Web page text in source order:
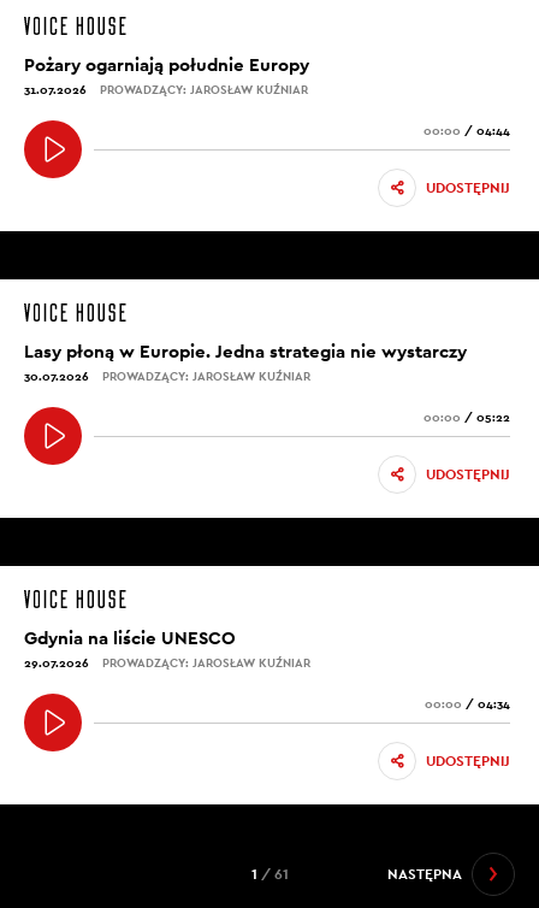
Pożary ogarniają południe Europy
31.07.2026 PROWADZĄCY: JAROSŁAW KUŹNIAR
00:00 / 04:44
UDOSTĘPNIJ
Lasy płoną w Europie. Jedna strategia nie wystarczy
30.07.2026 PROWADZĄCY: JAROSŁAW KUŹNIAR
00:00 / 05:22
UDOSTĘPNIJ
Gdynia na liście UNESCO
29.07.2026 PROWADZĄCY: JAROSŁAW KUŹNIAR
00:00 / 04:34
UDOSTĘPNIJ
NASTĘPNA
1 / 61